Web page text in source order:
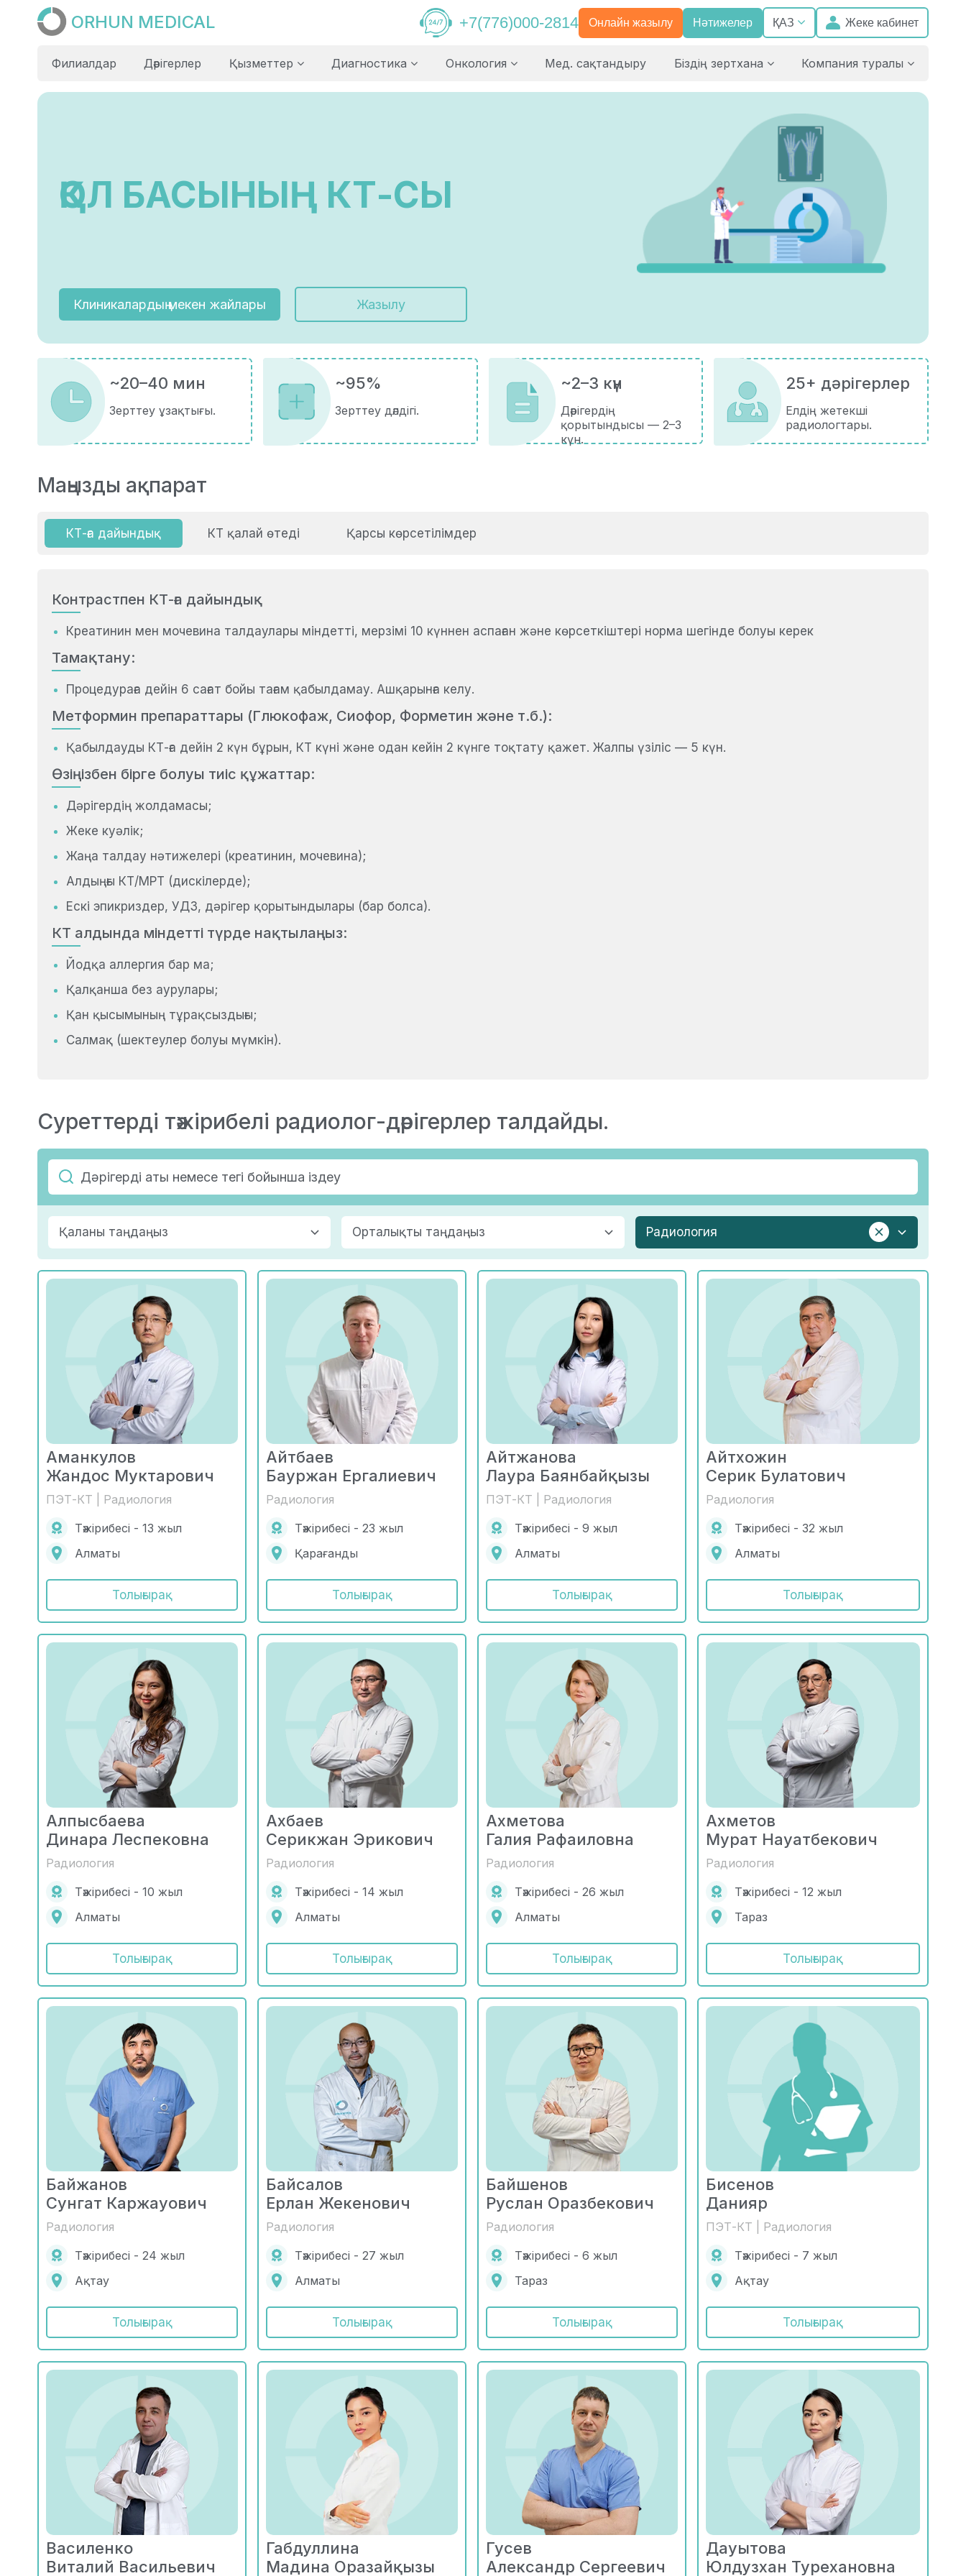
ORHUN MEDICAL +7(776)000-2814 Онлайн жазылу Нәтижелер ҚАЗ Жеке кабинет
Филиалдар Дәрігерлер Қызметтер Диагностика Онкология Мед. сақтандыру Біздің зертхана Компания туралы
ҚОЛ БАСЫНЫҢ КТ-СЫ
Клиникалардың мекен жайлары Жазылу
~20–40 мин
Зерттеу ұзақтығы.
~95%
Зерттеу дәлдігі.
~2–3 күн
Дәрігердің
қорытындысы — 2–3
күн.
25+ дәрігерлер
Елдің жетекші
радиологтары.
Маңызды ақпарат
КТ-ға дайындық КТ қалай өтеді Қарсы көрсетілімдер
Контрастпен КТ-ға дайындық
Креатинин мен мочевина талдаулары міндетті, мерзімі 10 күннен аспаған және көрсеткіштері норма шегінде болуы керек
Тамақтану:
Процедураға дейін 6 сағат бойы тағам қабылдамау. Ашқарынға келу.
Метформин препараттары (Глюкофаж, Сиофор, Форметин және т.б.):
Қабылдауды КТ-ға дейін 2 күн бұрын, КТ күні және одан кейін 2 күнге тоқтату қажет. Жалпы үзіліс — 5 күн.
Өзіңізбен бірге болуы тиіс құжаттар:
Дәрігердің жолдамасы;
Жеке куәлік;
Жаңа талдау нәтижелері (креатинин, мочевина);
Алдыңғы КТ/МРТ (дискілерде);
Ескі эпикриздер, УДЗ, дәрігер қорытындылары (бар болса).
КТ алдында міндетті түрде нақтылаңыз:
Йодқа аллергия бар ма;
Қалқанша без аурулары;
Қан қысымының тұрақсыздығы;
Салмақ (шектеулер болуы мүмкін).
Суреттерді тәжірибелі радиолог-дәрігерлер талдайды.
Қаланы таңдаңыз Орталықты таңдаңыз Радиология
Аманкулов
Жандос Муктарович
ПЭТ-КТ | Радиология
Тәжірибесі - 13 жыл
Алматы
Толығырақ
Айтбаев
Бауржан Ергалиевич
Радиология
Тәжірибесі - 23 жыл
Қарағанды
Толығырақ
Айтжанова
Лаура Баянбайқызы
ПЭТ-КТ | Радиология
Тәжірибесі - 9 жыл
Алматы
Толығырақ
Айтхожин
Серик Булатович
Радиология
Тәжірибесі - 32 жыл
Алматы
Толығырақ
Алпысбаева
Динара Леспековна
Радиология
Тәжірибесі - 10 жыл
Алматы
Толығырақ
Ахбаев
Серикжан Эрикович
Радиология
Тәжірибесі - 14 жыл
Алматы
Толығырақ
Ахметова
Галия Рафаиловна
Радиология
Тәжірибесі - 26 жыл
Алматы
Толығырақ
Ахметов
Мурат Науатбекович
Радиология
Тәжірибесі - 12 жыл
Тараз
Толығырақ
Байжанов
Сунгат Каржауович
Радиология
Тәжірибесі - 24 жыл
Ақтау
Толығырақ
Байсалов
Ерлан Жекенович
Радиология
Тәжірибесі - 27 жыл
Алматы
Толығырақ
Байшенов
Руслан Оразбекович
Радиология
Тәжірибесі - 6 жыл
Тараз
Толығырақ
Бисенов
Данияр
ПЭТ-КТ | Радиология
Тәжірибесі - 7 жыл
Ақтау
Толығырақ
Василенко
Виталий Васильевич
Габдуллина
Мадина Оразайқызы
Гусев
Александр Сергеевич
Дауытова
Юлдузхан Турехановна